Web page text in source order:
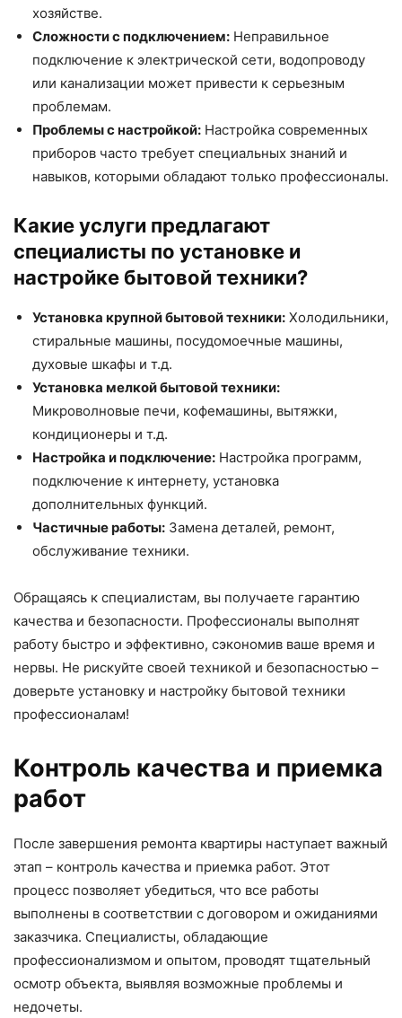
хозяйстве.
Сложности с подключением: Неправильное
подключение к электрической сети, водопроводу
или канализации может привести к серьезным
проблемам.
Проблемы с настройкой: Настройка современных
приборов часто требует специальных знаний и
навыков, которыми обладают только профессионалы.
Какие услуги предлагают
специалисты по установке и
настройке бытовой техники?
Установка крупной бытовой техники: Холодильники,
стиральные машины, посудомоечные машины,
духовые шкафы и т.д.
Установка мелкой бытовой техники:
Микроволновые печи, кофемашины, вытяжки,
кондиционеры и т.д.
Настройка и подключение: Настройка программ,
подключение к интернету, установка
дополнительных функций.
Частичные работы: Замена деталей, ремонт,
обслуживание техники.
Обращаясь к специалистам, вы получаете гарантию
качества и безопасности. Профессионалы выполнят
работу быстро и эффективно, сэкономив ваше время и
нервы. Не рискуйте своей техникой и безопасностью –
доверьте установку и настройку бытовой техники
профессионалам!
Контроль качества и приемка
работ
После завершения ремонта квартиры наступает важный
этап – контроль качества и приемка работ. Этот
процесс позволяет убедиться, что все работы
выполнены в соответствии с договором и ожиданиями
заказчика. Специалисты, обладающие
профессионализмом и опытом, проводят тщательный
осмотр объекта, выявляя возможные проблемы и
недочеты.